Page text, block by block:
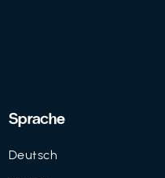
Sprache
Deutsch